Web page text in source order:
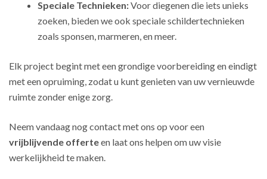
Speciale Technieken:Voor diegenen die iets unieks
zoeken, bieden we ook speciale schildertechnieken
zoals sponsen, marmeren, en meer.
Elk project begint met een grondige voorbereiding en eindigt
met een opruiming, zodat u kunt genieten van uw vernieuwde
ruimte zonder enige zorg.
Neem vandaag nog contact met ons op voor een
vrijblijvende offerteen laat ons helpen om uw visie
werkelijkheid te maken.